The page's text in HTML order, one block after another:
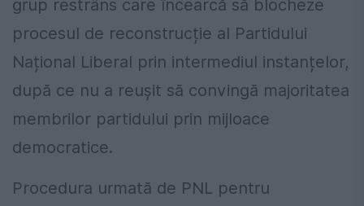
grup restrâns care încearcă să blocheze
procesul de reconstrucție al Partidului
Național Liberal prin intermediul instanțelor,
după ce nu a reușit să convingă majoritatea
membrilor partidului prin mijloace
democratice.
Procedura urmată de PNL pentru